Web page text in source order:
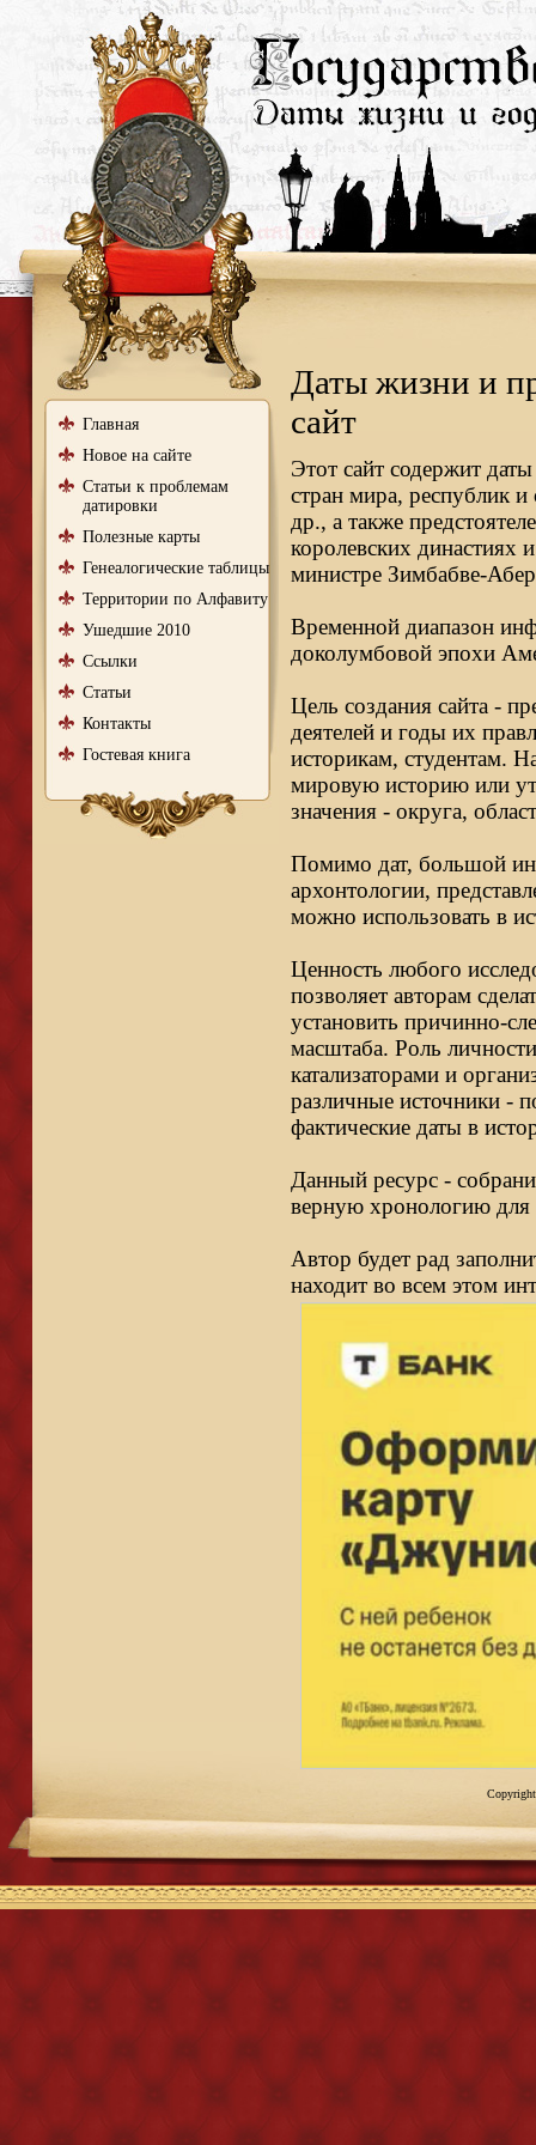
Главная
Новое на сайте
Статьи к проблемам
датировки
Полезные карты
Генеалогические таблицы
Территории по Алфавиту
Ушедшие 2010
Ссылки
Статьи
Контакты
Гостевая книга
Даты жизни и
сайт
Этот сайт содержит
стран мира, республик и
др., а также
королевских династиях
министре Зимбабве-
Временной диапазон
доколумбовой эпохи
Цель создания сайта -
деятелей и годы их
историкам, студентам.
мировую историю или
значения - округа,
Помимо дат, большой
архонтологии,
можно использовать в
Ценность любого
позволяет авторам
установить причинно-
масштаба. Роль
катализаторами и
различные источники -
фактические даты в
Данный ресурс -
верную хронологию для
Автор будет рад
находит во всем этом
Copyright